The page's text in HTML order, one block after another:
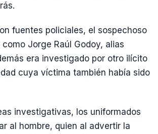
fuentes policiales, el sospechoso
Jorge Raúl Godoy, alias
era investigado por otro ilícito
cuya víctima también había sido
investigativas, los uniformados
al hombre, quien al advertir la